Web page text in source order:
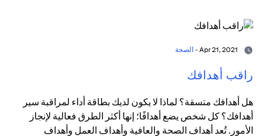
الصحة
راقب أهدافك
هل أهدافك متسقة؟ لماذا لا يكون لديك بطاقة أداء لمراقبة سير
أهدافك؟ كل شخص يضع أهدافًا؛ إنها أكثر الطرق فعالية لإنجاز
الأمور. تُعد أهداف الصحة والعافية وأهداف العمل وأهداف